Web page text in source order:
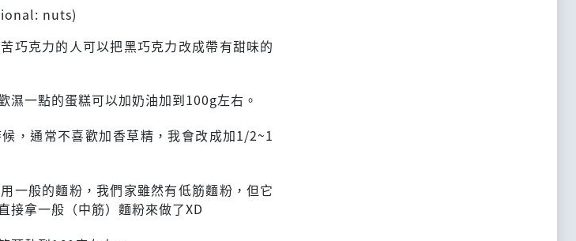
nuts)
巧克力的人可以把黑巧克力改成帶有甜味的
濕一點的蛋糕可以加奶油加到100g左右。
，通常不喜歡加香草精，我會改成加1/2~1
一般的麵粉，我們家雖然有低筋麵粉，但它
接拿一般（中筋）麵粉來做了XD